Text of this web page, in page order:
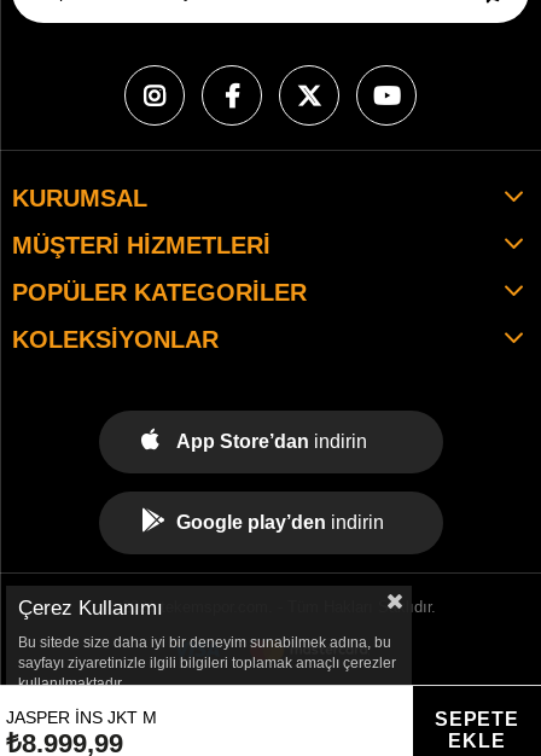
JASPER INS JKT M
₺8.999,99
KURUMSAL
MÜŞTERI HIZMETLERI
POPÜLER KATEGORILER
KOLEKSIYONLAR
App Store’dan indirin
Google play’den indirin
© 2021 tekemspor.com. - Tüm Hakları Saklıdır.
Çerez Kullanımı
Bu sitede size daha iyi bir deneyim sunabilmek adına, bu
sayfayı ziyaretinizle ilgili bilgileri toplamak amaçlı çerezler
kullanılmaktadır.